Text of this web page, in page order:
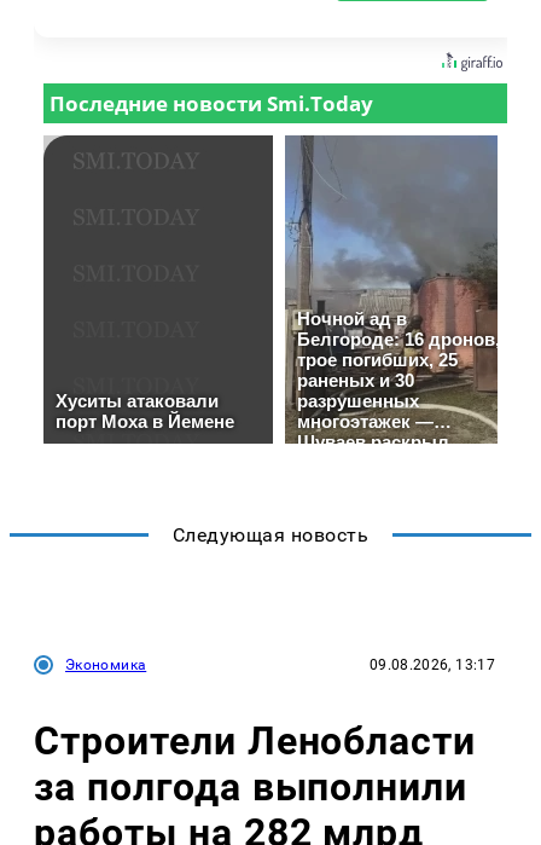
Следующая новость
Экономика 09.08.2026, 13:17
Строители Ленобласти
за полгода выполнили
работы на 282 млрд